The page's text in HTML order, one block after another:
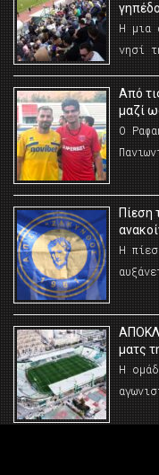
Η μια
νησί
Από
μαζί
Ο
Πίεση
Η
ματς
Η